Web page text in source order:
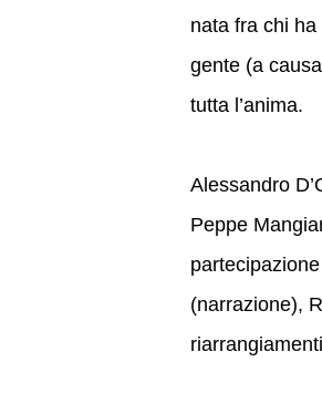
nata fra chi
gente (a
tutta l’anima.
Alessandro
Peppe
(narrazione),